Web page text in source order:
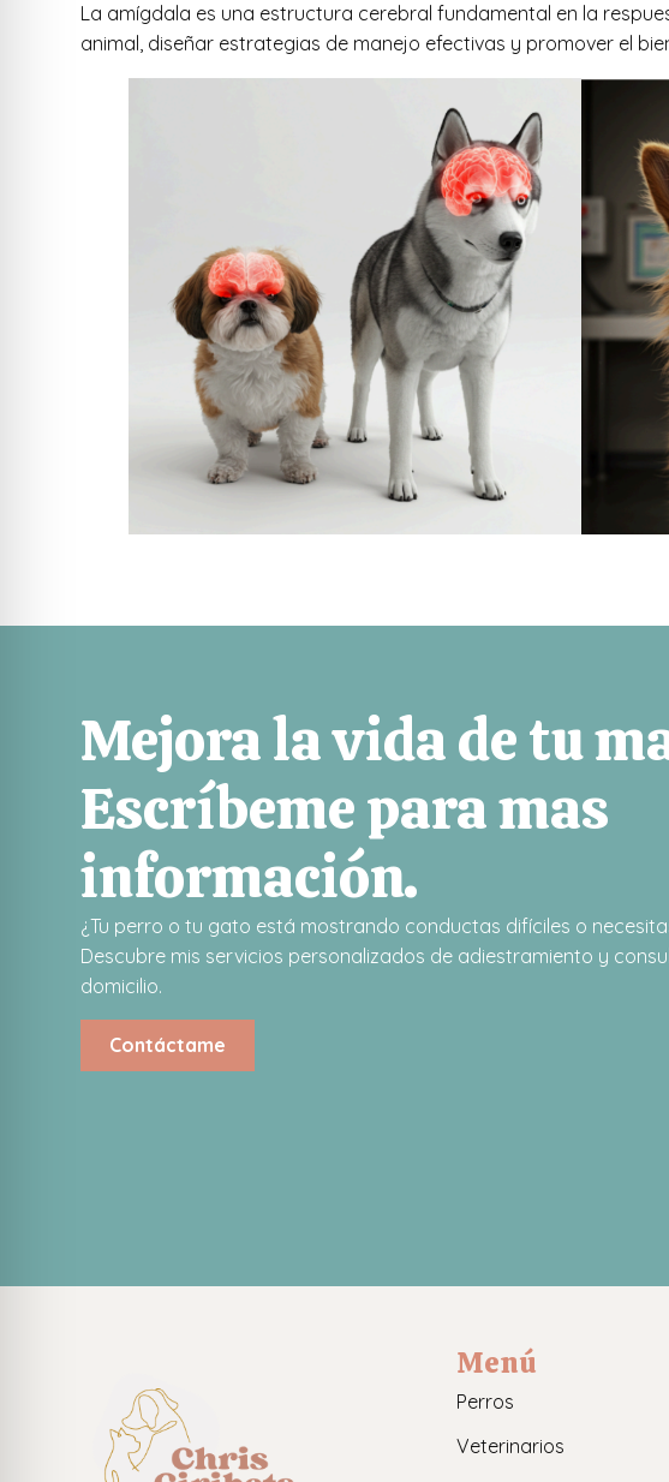
La amígdala es una estructura cerebral fundamental en la
animal, diseñar estrategias de manejo efectivas y promover el
Mejora la vida de tu
Escríbeme para mas
información.
¿Tu perro o tu gato está mostrando conductas difíciles o
Descubre mis servicios personalizados de adiestramiento y
domicilio.
Contáctame
Menú
Perros
Veterinarios